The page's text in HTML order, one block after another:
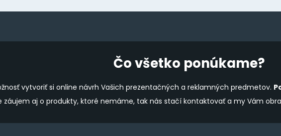
Čo všetko ponúkame?
vytvoriť si online návrh Vašich prezentačných a reklamných predmetov.
záujem aj o produkty, ktoré nemáme, tak nás stačí kontaktovať a my Vám